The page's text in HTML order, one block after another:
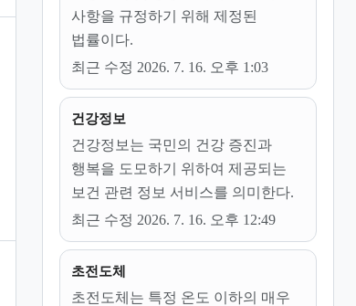
사항을 규정하기 위해 제정된
법률이다.
최근 수정 2026. 7. 16. 오후 1:03
건강정보
건강정보는 국민의 건강 증진과
행복을 도모하기 위하여 제공되는
보건 관련 정보 서비스를 의미한다.
최근 수정 2026. 7. 16. 오후 12:49
초전도체
초전도체는 특정 온도 이하의 매우